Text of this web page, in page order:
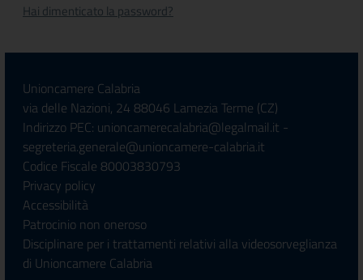
Hai dimenticato la password?
Unioncamere Calabria
via delle Nazioni, 24 88046 Lamezia Terme (CZ)
Indirizzo PEC: unioncamerecalabria@legalmail.it -
segreteria.generale@unioncamere-calabria.it
Codice Fiscale 80003830793
Privacy policy
Accessibilità
Patrocinio non oneroso
Disciplinare per i trattamenti relativi alla videosorveglianza
di Unioncamere Calabria